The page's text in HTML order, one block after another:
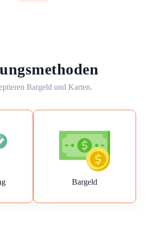
Bargeld und Karten.
Bargeld